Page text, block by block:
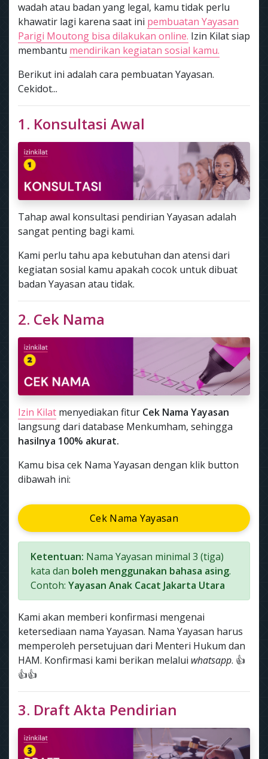
wadah atau badan yang legal, kamu tidak perlu
khawatir lagi karena saat ini pembuatan Yayasan
Parigi Moutong bisa dilakukan online. Izin Kilat siap
membantu mendirikan kegiatan sosial kamu.
Berikut ini adalah cara pembuatan Yayasan.
Cekidot...
1. Konsultasi Awal
Tahap awal konsultasi pendirian Yayasan adalah
sangat penting bagi kami.
Kami perlu tahu apa kebutuhan dan atensi dari
kegiatan sosial kamu apakah cocok untuk dibuat
badan Yayasan atau tidak.
2. Cek Nama
Izin Kilat menyediakan fitur Cek Nama Yayasan
langsung dari database Menkumham, sehingga
hasilnya 100% akurat.
Kamu bisa cek Nama Yayasan dengan klik button
dibawah ini:
Cek Nama Yayasan
Ketentuan: Nama Yayasan minimal 3 (tiga)
kata dan boleh menggunakan bahasa asing.
Contoh: Yayasan Anak Cacat Jakarta Utara
Kami akan memberi konfirmasi mengenai
ketersediaan nama Yayasan. Nama Yayasan harus
memperoleh persetujuan dari Menteri Hukum dan
HAM. Konfirmasi kami berikan melalui whatsapp. 👍
👍👍
3. Draft Akta Pendirian